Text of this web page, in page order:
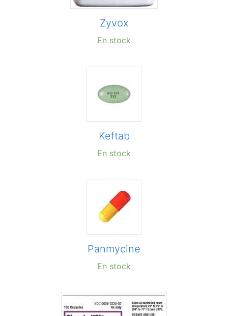
Zyvox
En stock
Keftab
En stock
Panmycine
En stock